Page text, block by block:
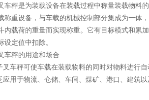
车秤是为装载设备在装载过程中称量装载物料
称重设备，与车载的机械控制部分集成为一体
内载荷的重量而实现称重。它有目标模式和累
设定值中扣除。
车秤的用途和场合
叉车秤可使车载在装载物料的同时对物料进行自
应用于物流、仓储、车间、煤矿、港口、建筑